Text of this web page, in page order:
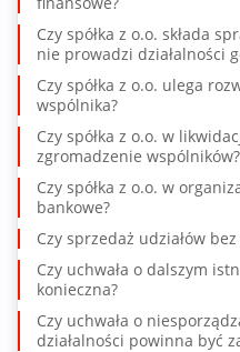
Czy spółka z o.o. składa
nie prowadzi działalności
Czy spółka z o.o. ulega
wspólnika?
Czy spółka z o.o. w
zgromadzenie wspólników?
Czy spółka z o.o. w
bankowe?
Czy sprzedaż udziałów
Czy uchwała o dalszym
konieczna?
Czy uchwała o
działalności powinna być